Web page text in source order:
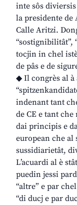
inte sôs
la presidente de
Calle Aritzi.
“sostignibilitât”,
tocjin in chel
de pâs e de
◆ Il congrès al à
indenant tant
de CE e tant
dai principis e
european che al
sussidiarietât,
L’acuardi al è
puedin jessi
“altre” e par
“di ducj e par